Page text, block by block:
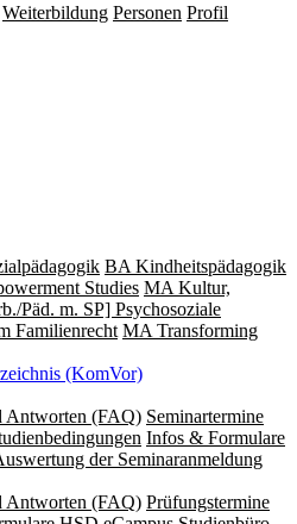
Weiterbildung Personen Profil
BA Kindheitspädagogik
Studies MA Kultur,
Päd. m. SP] Psychosoziale
Fami­lien­recht MA Transforming
(KomVor)
Antworten (FAQ) Seminartermine
Infos & Formulare
der Seminaranmeldung
Antworten (FAQ) Prüfungstermine